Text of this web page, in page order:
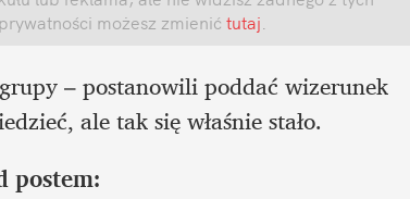
możesz zmienić tutaj.
– postanowili poddać wizerunek
ale tak się właśnie stało.
postem: